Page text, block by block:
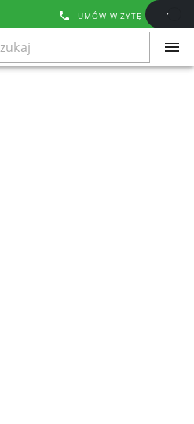
UMÓW WIZYTĘ